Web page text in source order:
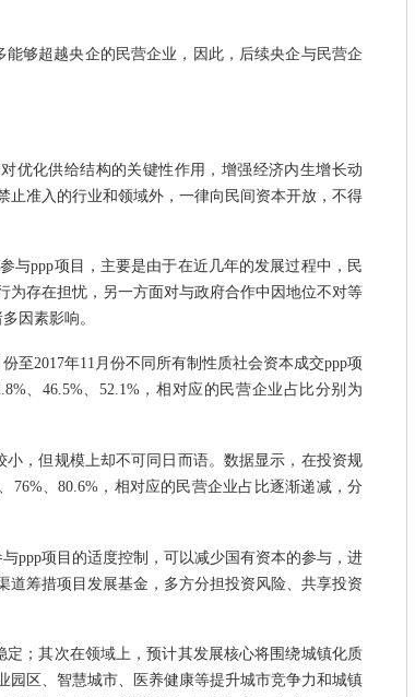
够超越央企的民营企业，因此，后续央企与民营企
优化供给结构的关键性作用，增强经济内生增长动
止准入的行业和领域外，一律向民间资本开放，不得
与ppp项目，主要是由于在近几年的发展过程中，民
为存在担忧，另一方面对与政府合作中因地位不对等
因素影响。
至2017年11月份不同所有制性质社会资本成交ppp项
、46.5%、52.1%，相对应的民营企业占比分别为
小，但规模上却不可同日而语。数据显示，在投资规
76%、80.6%，相对应的民营企业占比逐渐递减，分
ppp项目的适度控制，可以减少国有资本的参与，进
道筹措项目发展基金，多方分担投资风险、共享投资
；其次在领域上，预计其发展核心将围绕城镇化质
区、智慧城市、医养健康等提升城市竞争力和城镇